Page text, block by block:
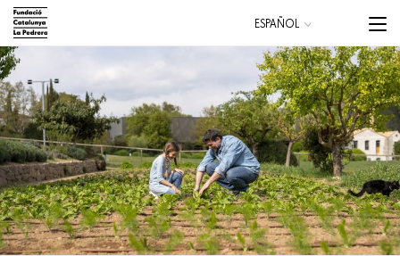
Pasar
contenido
principal
Main
navigation
Menu
CATALÀ
ESPAÑOL